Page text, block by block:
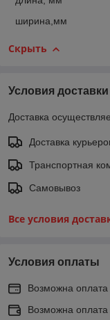
ширина,мм
Скрыть
Условия доставки
Доставка
Доставка
Транспортная
Самовывоз
Все условия
Условия оплаты
Возможна оплата
Возможна